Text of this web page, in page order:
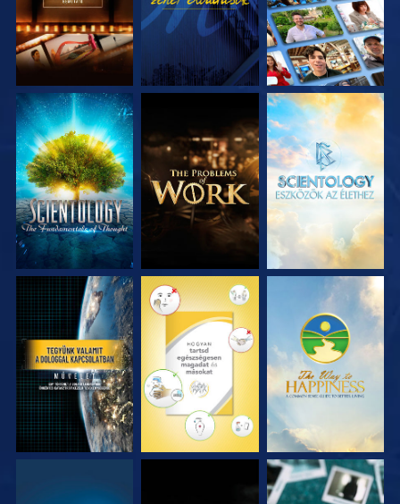
A SOROZAT
RÉSZEI
A SOROZAT
RÉSZEI
A SOROZAT
RÉSZEI
MŰSORNÉZÉS MŰSORNÉZÉS MŰSORNÉZÉS